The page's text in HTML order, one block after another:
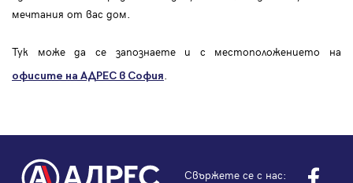
мечтания от вас дом.
Тук може да се запознаете и с местоположението на
офисите на АДРЕС в София.
Свържете се с нас: